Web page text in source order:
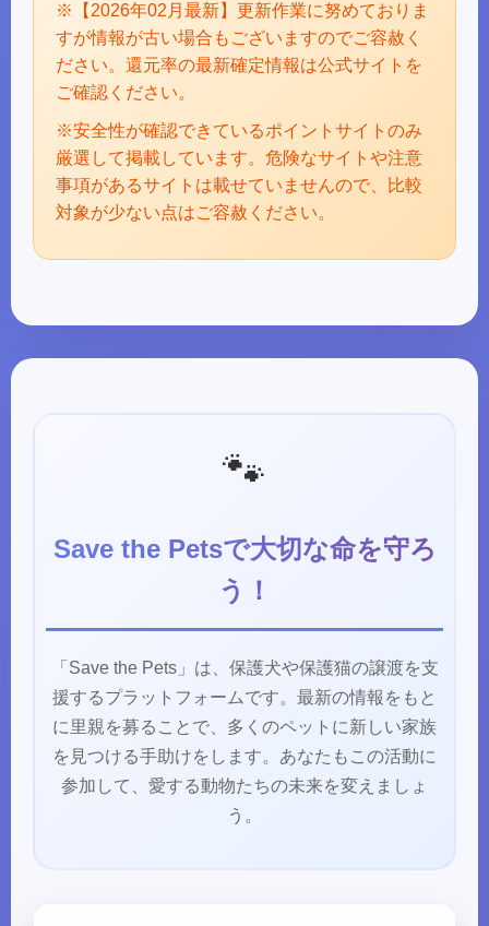
※【2026年02月最新】更新作業に努めておりま
すが情報が古い場合もございますのでご容赦く
ださい。還元率の最新確定情報は公式サイトを
ご確認ください。
※安全性が確認できているポイントサイトのみ
厳選して掲載しています。危険なサイトや注意
事項があるサイトは載せていませんので、比較
対象が少ない点はご容赦ください。
🐾
Save the Petsで大切な命を守ろ
う！
「Save the Pets」は、保護犬や保護猫の譲渡を支
援するプラットフォームです。最新の情報をもと
に里親を募ることで、多くのペットに新しい家族
を見つける手助けをします。あなたもこの活動に
参加して、愛する動物たちの未来を変えましょ
う。